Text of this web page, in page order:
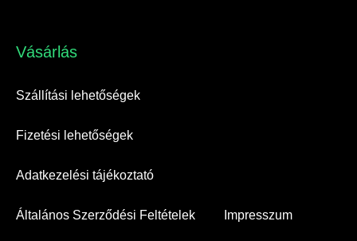
Vásárlás​
Szállítási lehetőségek
Fizetési lehetőségek
Adatkezelési tájékoztató
Általános Szerződési Feltételek Impresszum